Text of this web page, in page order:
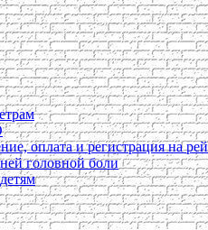
оплата и регистрация на
головной боли